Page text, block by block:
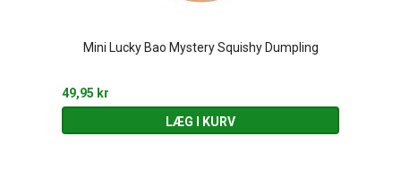
Mini Lucky Bao Mystery Squishy Dumpling
49,95 kr
LÆG I KURV